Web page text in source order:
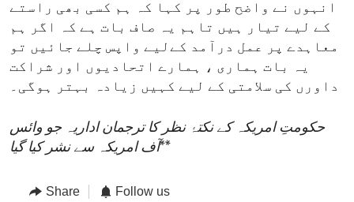
انہوں نے واضح طور پر کہا کہ ہم کسی بھی راستے
کے لیے تیار ہیں تاہم یہ صاف بات ہے کہ اگر ہم
معاہدے پر عمل درآمد کےلیے واپس چلے جائیں تو
یہ بات ہماری ، ہمارے اتحادیوں اور شراکت
داورں کی سلامتی کے لیے کہیں زیادہ بہتر ہوگی۔
حکومتِ امریکہ کے نکتۂ نظر کا ترجمان اداریہ جو وائس
آف امریکہ سے نشر کیا گیا**
Share Follow us